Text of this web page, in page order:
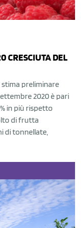
CRESCIUTA DEL
preliminare
2020 è pari
in più rispetto
di frutta
di tonnellate,